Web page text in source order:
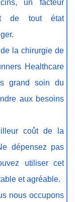
un facteur
de tout état
la chirurgie de
Healthcare
grand soin du
aux besoins
coût de la
dépensez pas
utiliser cet
et agréable.
nous occupons